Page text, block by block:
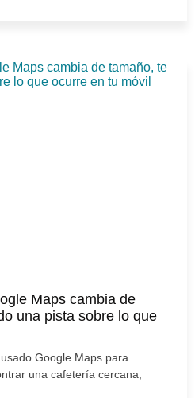
Maps cambia de
una pista sobre lo que
Google Maps para
una cafetería cercana,